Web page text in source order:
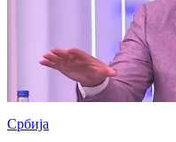
Србија